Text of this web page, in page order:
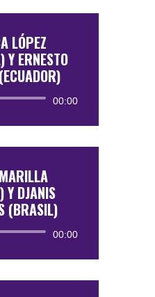
LÓPEZ
Y ERNESTO
00:00
Y DJANIS
(BRASIL)
00:00